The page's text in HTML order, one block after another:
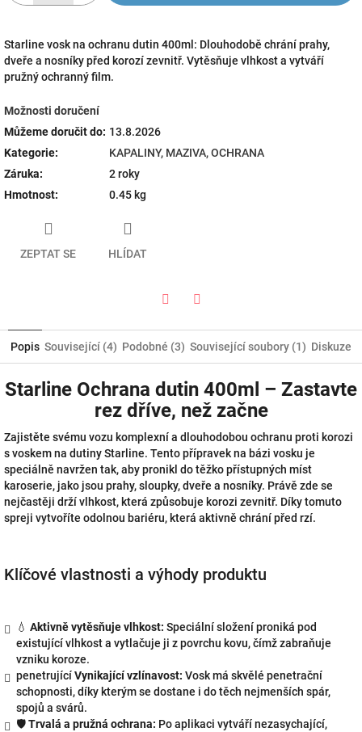
Starline vosk na ochranu dutin 400ml: Dlouhodobě chrání prahy,
dveře a nosníky před korozí zevnitř. Vytěsňuje vlhkost a vytváří
pružný ochranný film.
Možnosti doručení
Můžeme doručit do: 13.8.2026
Kategorie:
KAPALINY, MAZIVA, OCHRANA
Záruka:
2 roky
Hmotnost: 0.45 kg
ZEPTAT SE HLÍDAT
Popis Související (4) Podobné (3) Související soubory (1) Diskuze
Starline Ochrana dutin 400ml – Zastavte
rez dříve, než začne
Zajistěte svému vozu komplexní a dlouhodobou ochranu proti korozi
s voskem na dutiny Starline. Tento přípravek na bázi vosku je
speciálně navržen tak, aby pronikl do těžko přístupných míst
karoserie, jako jsou prahy, sloupky, dveře a nosníky. Právě zde se
nejčastěji drží vlhkost, která způsobuje korozi zevnitř. Díky tomuto
spreji vytvoříte odolnou bariéru, která aktivně chrání před rzí.
Klíčové vlastnosti a výhody produktu
💧 Aktivně vytěsňuje vlhkost: Speciální složení proniká pod
existující vlhkost a vytlačuje ji z povrchu kovu, čímž zabraňuje
vzniku koroze.
penetrujícíVynikající vzlínavost: Vosk má skvělé penetrační
schopnosti, díky kterým se dostane i do těch nejmenších spár,
spojů a svárů.
🛡️Trvalá a pružná ochrana: Po aplikaci vytváří nezasychající,